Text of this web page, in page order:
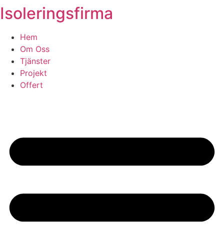
Skip
to
content
Isoleringsfirma
Hem
Om Oss
Tjänster
Projekt
Offert